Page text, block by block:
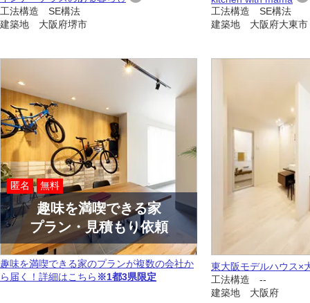
工法構造 SE構法
建築地 大阪府堺市
工法構造 SE構法
建築地 大阪府大東市
匿名 無料
趣味を満喫できる家
プラン・見積もり依頼
趣味を満喫できる家のプランが複数の会社か
ら届く！詳細はこちら ※1都3県限定
東大阪モデルハウス×
工法構造 --
建築地 大阪府